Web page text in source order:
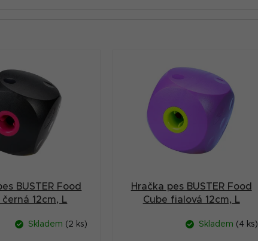
BUSTER Food
černá 12cm, L
Skladem (2 ks)
Hračka pes BUSTER Food
Cube fialová 12cm, L
Skladem (4 ks)